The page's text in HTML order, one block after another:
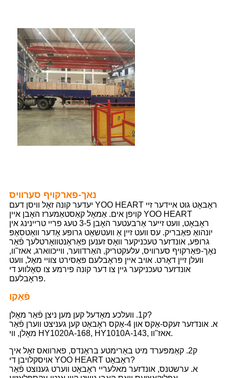
נאך-פארקויף סערוויס
יעדער קונה זאָל וויסן דעם YOO HEART ראָבאָט גוט איידער זיי
קויפן אים. אַמאָל קאַסטאַמערז האָבן איין YOO HEART
ראָבאָט, וועט זייער אַרבעטער האָבן 3-5 טעג פריי טריינינג אין
יונהואַ פאַבריק. עס וועט זיין אַ וועטשאַט גרופּע אָדער וואַטסאַפּ
גרופּע, אונדזער טעכניקער וואָס זענען פאַראַנטוואָרטלעך פֿאַר
נאָך-פאַרקויף סערוויס, עלעקטריק, האַרדווער, ווייכווארג, אאז"וו,
וועלן זיין דאָרט. אויב איין פּראָבלעם פּאַסירט צוויי מאָל, וועט
אונדזער טעכניקער גיין צו דער קונה פירמע צו סאָלווע די
פּראָבלעם.
פֿאַקו
ק1. וועלכע מאָדעל קען מען ניצן פֿאַר מאָלן?
א. אונדזער זעקס-אַקס און 4-אַקס ראָבאָט קען געניצט ווערן פֿאַר
מאָלן, ווי HY1020A-168, HY1010A-143, אאז"וו.
ק2. קאַמפּערד מיט באַרימטע בראַנדס, פארוואס זאָל איך
אויסקלויבן די YOO HEART ראָבאָט?
א. ערשטנס, אונדזער מאלעריי ראָבאָט ווערט גענוצט פֿאַר